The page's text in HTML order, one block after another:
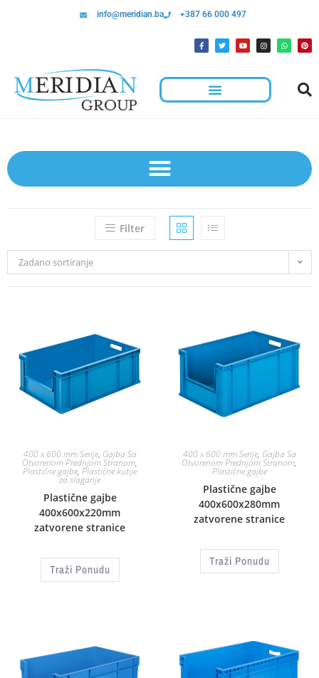
info@meridian.ba +387 66 000 497
Filter
Zadano sortiranje
400 x 600 mm Serije, Gajba Sa
Otvorenom Prednjom Stranom,
Plastične gajbe, Plastične kutije
za slaganje
Plastične gajbe
400x600x220mm
zatvorene stranice
Traži Ponudu
400 x 600 mm Serije, Gajba Sa
Otvorenom Prednjom Stranom,
Plastične gajbe
Plastične gajbe
400x600x280mm
zatvorene stranice
Traži Ponudu